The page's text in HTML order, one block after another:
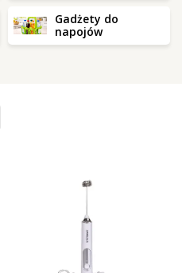
Gadżety do
napojów